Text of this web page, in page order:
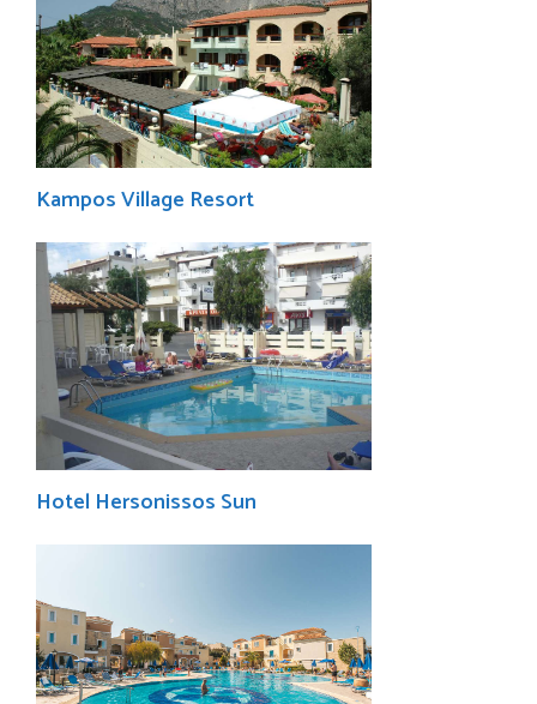
Kampos Village Resort
Hotel Hersonissos Sun